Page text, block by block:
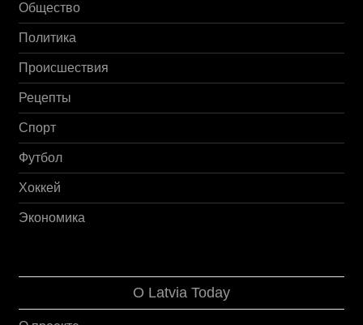
Общество
Политика
Происшествия
Рецепты
Спорт
Футбол
Хоккей
Экономика
О Latvia Today